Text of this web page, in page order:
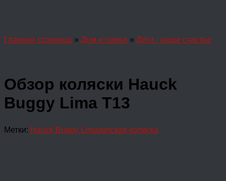
Главная страница » Дом и семья » Дети - наше счастье
Обзор коляски Hauck
Buggy Lima T13
Метки: Hauck Buggy Limaдетская коляска